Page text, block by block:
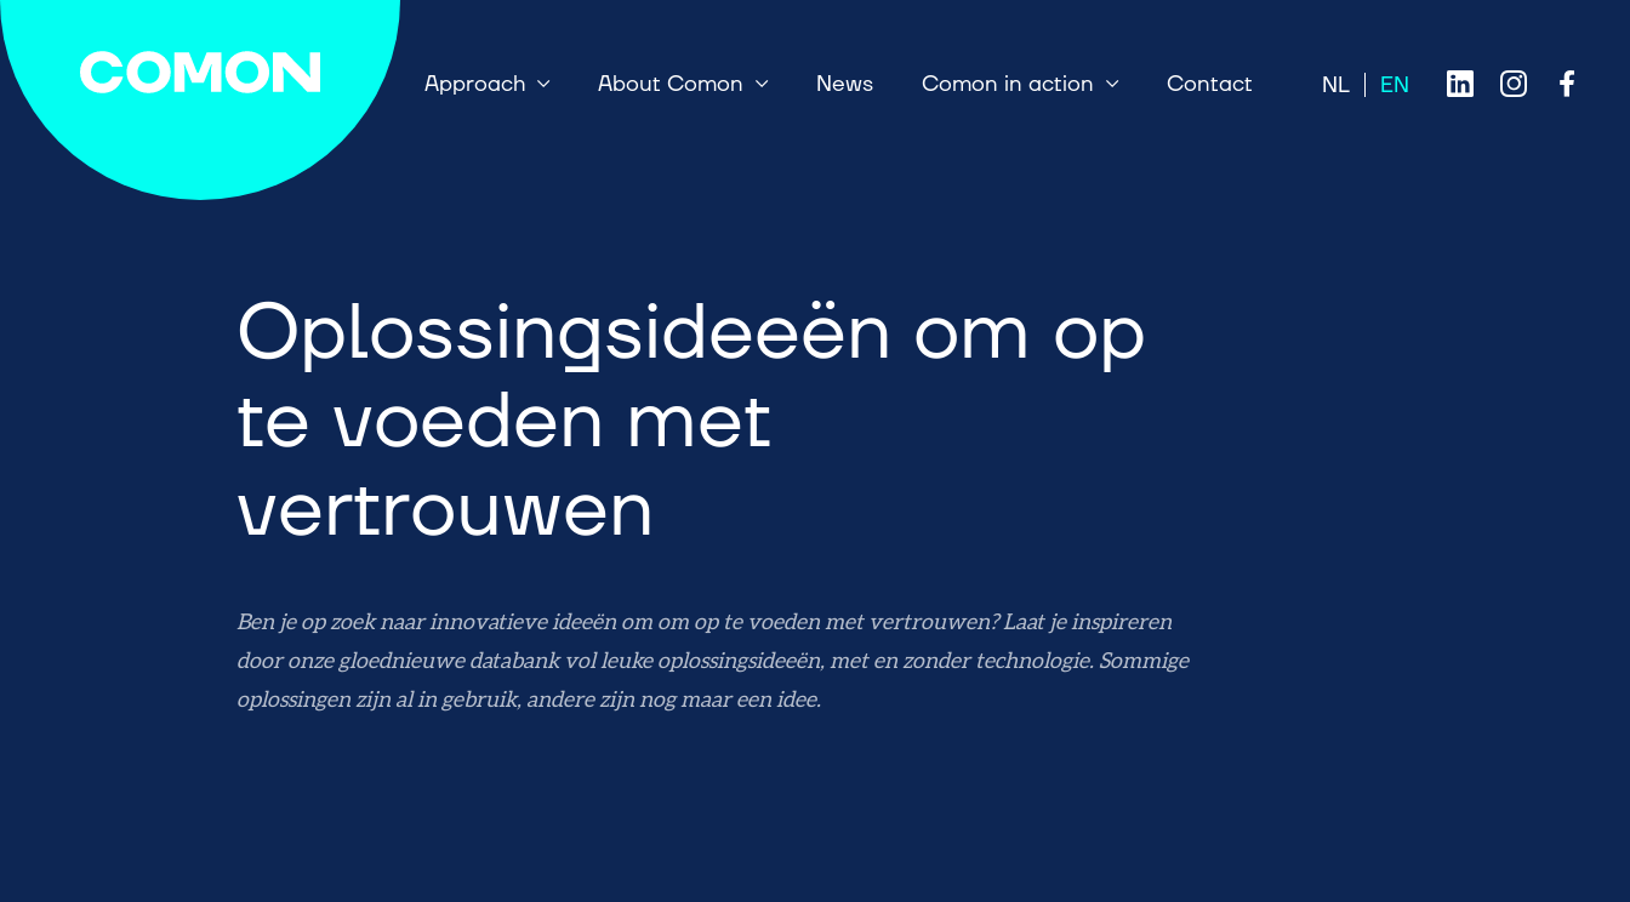
Approach About Comon News Comon in action Contact
Oplossingsideeën om op
te voeden met
vertrouwen
Ben je op zoek naar innovatieve ideeën om om op te voeden met vertrouwen? Laat je inspireren
door onze gloednieuwe databank vol leuke oplossingsideeën, met en zonder technologie. Sommige
oplossingen zijn al in gebruik, andere zijn nog maar een idee.